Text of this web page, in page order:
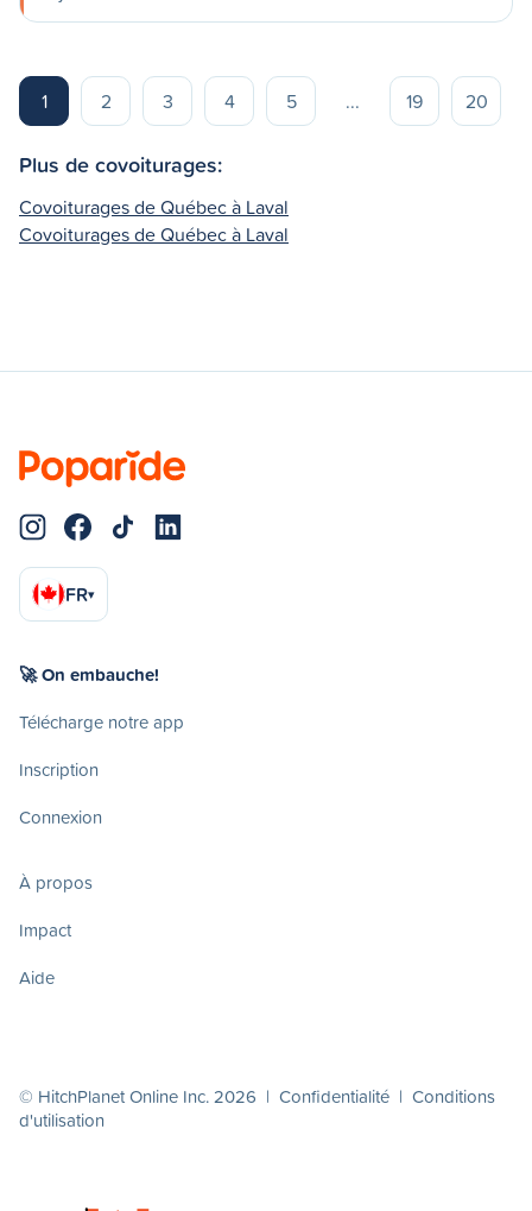
1 2 3 4 5 ... 19 20
Plus de covoiturages:
Covoiturages de Québec à Laval
Covoiturages de Québec à Laval
FR▾
🚀 On embauche!
Télécharge notre app
Inscription
Connexion
À propos
Impact
Aide
© HitchPlanet Online Inc. 2026 | Confidentialité | Conditions
d'utilisation